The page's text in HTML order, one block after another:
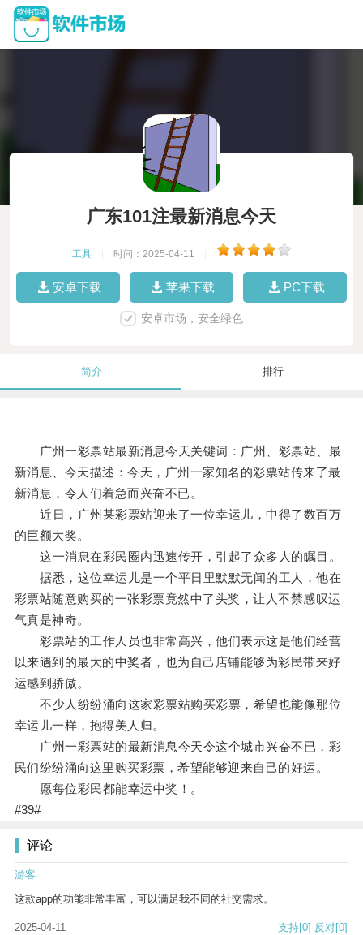
广东101注最新消息今天
工具 时间：2025-04-11
安卓下载 苹果下载 PC下载
安卓市场，安全绿色
简介 排行
广州一彩票站最新消息今天关键词：广州、彩票站、最
新消息、今天描述：今天，广州一家知名的彩票站传来了最
新消息，令人们着急而兴奋不已。
近日，广州某彩票站迎来了一位幸运儿，中得了数百万
的巨额大奖。
这一消息在彩民圈内迅速传开，引起了众多人的瞩目。
据悉，这位幸运儿是一个平日里默默无闻的工人，他在
彩票站随意购买的一张彩票竟然中了头奖，让人不禁感叹运
气真是神奇。
彩票站的工作人员也非常高兴，他们表示这是他们经营
以来遇到的最大的中奖者，也为自己店铺能够为彩民带来好
运感到骄傲。
不少人纷纷涌向这家彩票站购买彩票，希望也能像那位
幸运儿一样，抱得美人归。
广州一彩票站的最新消息今天令这个城市兴奋不已，彩
民们纷纷涌向这里购买彩票，希望能够迎来自己的好运。
愿每位彩民都能幸运中奖！。
#39#
评论
游客
这款app的功能非常丰富，可以满足我不同的社交需求。
2025-04-11 支持[0] 反对[0]